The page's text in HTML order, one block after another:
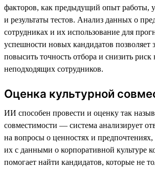
факторов, как предыдущий опыт работы,
и результаты тестов. Анализ данных о
сотрудниках и их использование для
успешности новых кандидатов позволяет
повысить точность отбора и снизить риск
неподходящих сотрудников.
Оценка культурной
ИИ способен провести и оценку так
совместимости — система анализирует
на вопросы о ценностях и предпочтениях,
их с данными о корпоративной культуре
помогает найти кандидатов, которые не